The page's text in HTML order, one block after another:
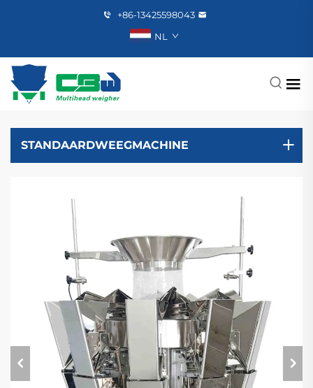
+86-13425598043
NL
STANDAARDWEEGMACHINE